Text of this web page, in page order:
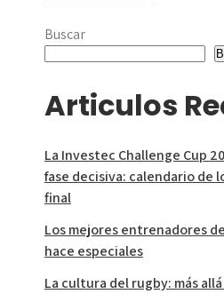
Buscar
Articulos
La Investec Challenge Cup
fase decisiva: calendario de
final
Los mejores entrenadores
hace especiales
La cultura del rugby: más